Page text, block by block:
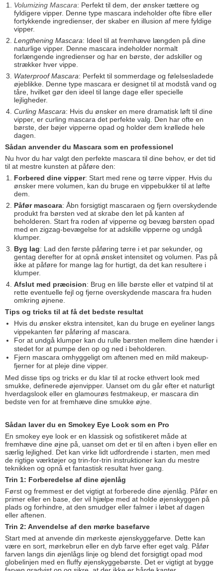
Volumizing Mascara: Perfekt til dem, der ønsker tættere og
fyldigere vipper. Denne type mascara indeholder ofte fibre eller
fortykkende ingredienser, der skaber en illusion af mere fyldige
vipper.
Lengthening Mascara: Ideel til at fremhæve længden på dine
naturlige vipper. Denne mascara indeholder normalt
forlængende ingredienser og har en børste, der adskiller og
strækker hver vippe.
Waterproof Mascara: Perfekt til sommerdage og følelsesladede
øjeblikke. Denne type mascara er designet til at modstå vand og
tåre, hvilket gør den ideel til lange dage eller specielle
lejligheder.
Curling Mascara: Hvis du ønsker en mere dramatisk løft til dine
vipper, er curling mascara det perfekte valg. Den har ofte en
børste, der bøjer vipperne opad og holder dem krøllede hele
dagen.
Sådan anvender du Mascara som en professionel
Nu hvor du har valgt den perfekte mascara til dine behov, er det tid
til at mestre kunsten at påføre den:
Forbered dine vipper: Start med rene og tørre vipper. Hvis du
ønsker mere volumen, kan du bruge en vippebukker til at løfte
dem.
Påfør mascara: Åbn forsigtigt mascaraen og fjern overskydende
produkt fra børsten ved at skrabe den let på kanten af
beholderen. Start fra roden af vipperne og bevæg børsten opad
med en zigzag-bevægelse for at adskille vipperne og undgå
klumper.
Byg lag: Lad den første påføring tørre i et par sekunder, og
gentag derefter for at opnå ønsket intensitet og volumen. Pas på
ikke at påføre for mange lag for hurtigt, da det kan resultere i
klumper.
Afslut med præcision: Brug en lille børste eller et vatpind til at
rette eventuelle fejl og fjerne overskydende mascara fra huden
omkring øjnene.
Tips og tricks til at få det bedste resultat
Hvis du ønsker ekstra intensitet, kan du bruge en eyeliner langs
vippekanten før påføring af mascara.
For at undgå klumper kan du rulle børsten mellem dine hænder i
stedet for at pumpe den op og ned i beholderen.
Fjern mascara omhyggeligt om aftenen med en mild makeup-
fjerner for at pleje dine vipper.
Med disse tips og tricks er du klar til at rocke ethvert look med
smukke, definerede øjenvipper. Uanset om du går efter et naturligt
hverdagslook eller en glamourøs festmakeup, er mascara din
bedste ven for at fremhæve dine smukke øjne.
Sådan laver du en Smokey Eye Look som en Pro
En smokey eye look er en klassisk og sofistikeret måde at
fremhæve dine øjne på, uanset om det er til en aften i byen eller en
særlig lejlighed. Det kan virke lidt udfordrende i starten, men med
de rigtige værktøjer og trin-for-trin instruktioner kan du mestre
teknikken og opnå et fantastisk resultat hver gang.
Trin 1: Forberedelse af dine øjenlåg
Først og fremmest er det vigtigt at forberede dine øjenlåg. Påfør en
primer eller en base, der vil hjælpe med at holde øjenskyggen på
plads og forhindre, at den smudger eller falmer i løbet af dagen
eller aftenen.
Trin 2: Anvendelse af den mørke basefarve
Start med at anvende din mørkeste øjenskyggefarve. Dette kan
være en sort, mørkebrun eller en dyb farve efter eget valg. Påfør
farven langs din øjenlågs linje og blend det forsigtigt opad mod
globelinjen med en fluffy øjenskyggebørste. Det er vigtigt at bygge